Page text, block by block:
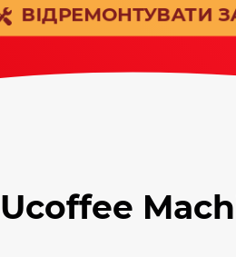
ВІДРЕМОНТУВАТИ
Ucoffee